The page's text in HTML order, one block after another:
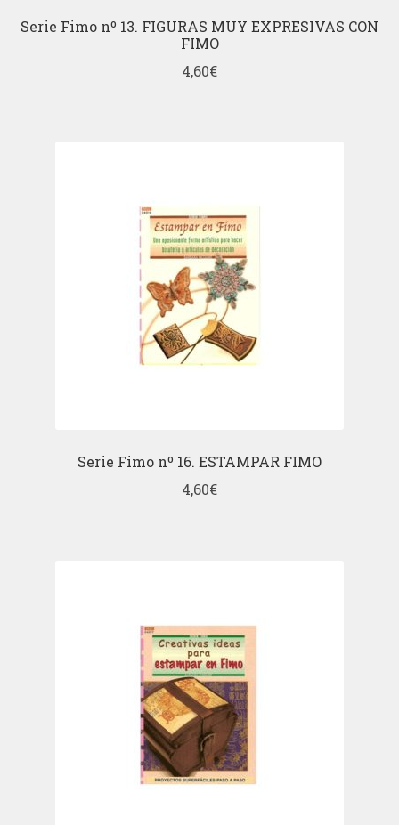
Serie Fimo nº 13. FIGURAS MUY EXPRESIVAS CON
FIMO
4,60€
Serie Fimo nº 16. ESTAMPAR FIMO
4,60€